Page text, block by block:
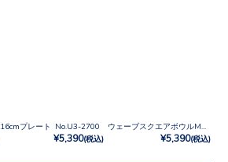
16cmプレート No.U3-2700
¥5,390(税込) ¥5,390(税込)